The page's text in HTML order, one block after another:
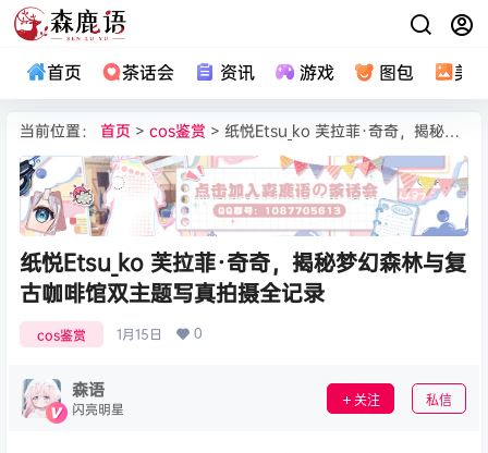
首页 茶话会 资讯 游戏 图包 美
当前位置： 首页 > cos鉴赏 > 纸悦Etsu_ko 芙拉菲·奇奇，揭秘梦幻森林与复古咖啡馆双主题写真拍摄全记录
纸悦Etsu_ko 芙拉菲·奇奇，揭秘梦幻森林与复
古咖啡馆双主题写真拍摄全记录
cos鉴赏 1月15日 0
森语
闪亮明星 关注 私信